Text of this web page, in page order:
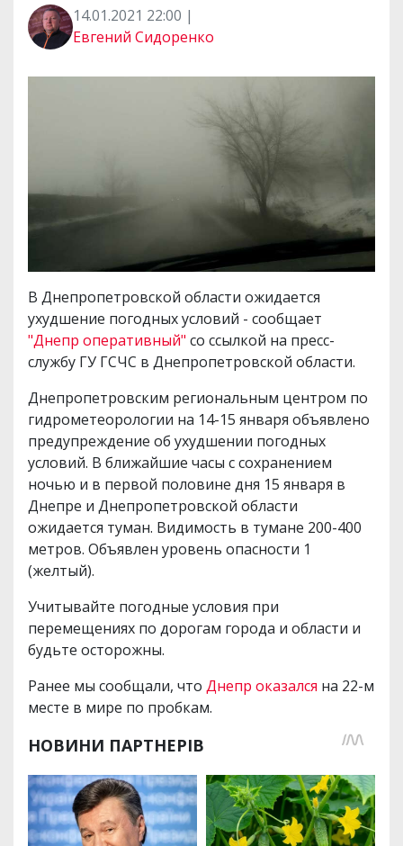
14.01.2021 22:00 |
Евгений Сидоренко
В Днепропетровской области ожидается
ухудшение погодных условий - сообщает
"Днепр оперативный" со ссылкой на пресс-
службу ГУ ГСЧС в Днепропетровской области.
Днепропетровским региональным центром по
гидрометеорологии на 14-15 января объявлено
предупреждение об ухудшении погодных
условий. В ближайшие часы с сохранением
ночью и в первой половине дня 15 января в
Днепре и Днепропетровской области
ожидается туман. Видимость в тумане 200-400
метров. Объявлен уровень опасности 1
(желтый).
Учитывайте погодные условия при
перемещениях по дорогам города и области и
будьте осторожны.
Ранее мы сообщали, что Днепр оказался на 22-м
месте в мире по пробкам.